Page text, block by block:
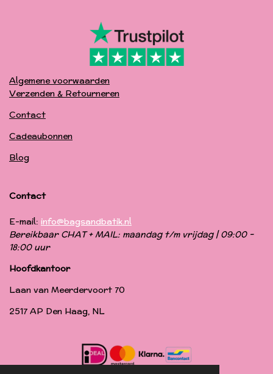
Algemene voorwaarden
Verzenden & Retourneren
Contact
Cadeaubonnen
Blog
Contact
E-mail: info@bagsandbatik.nl
Bereikbaar CHAT + MAIL: maandag t/m vrijdag | 09:00 -
18:00 uur
Hoofdkantoor
Laan van Meerdervoort 70
2517 AP Den Haag, NL